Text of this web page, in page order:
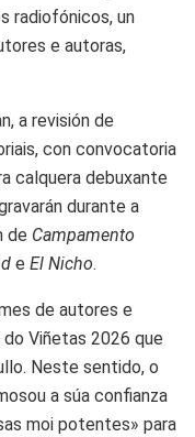
radiofónicos, un
e autoras,
a revisión de
con convocatoria
calquera debuxante
durante a
de Campamento
e El Nicho.
de autores e
Viñetas 2026 que
Neste sentido, o
a súa confianza
moi potentes» para